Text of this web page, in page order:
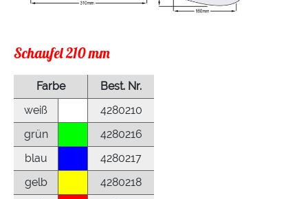
Schaufel 210 mm
Farbe
Best. Nr.
weiß
4280210
grün
4280216
blau
4280217
gelb
4280218